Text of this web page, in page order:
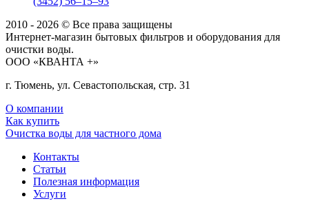
2010 - 2026 © Все права защищены
Интернет-магазин бытовых фильтров и оборудования для
очистки воды.
ООО «КВАНТА +»
г. Тюмень, ул. Севастопольская, стр. 31
О компании
Как купить
Очистка воды для частного дома
Контакты
Статьи
Полезная информация
Услуги